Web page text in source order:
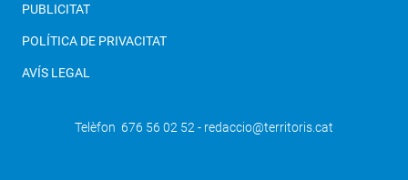
PUBLICITAT
POLÍTICA DE PRIVACITAT
AVÍS LEGAL
Telèfon 676 56 02 52 - redaccio@territoris.cat